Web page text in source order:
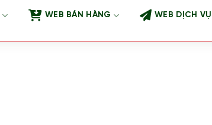
WEB BÁN HÀNG WEB DỊCH VỤ